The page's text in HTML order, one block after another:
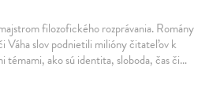
filozofického rozprávania. Romány
Váha slov podnietili milióny čitateľov k
témami, ako sú identita, sloboda, čas či…